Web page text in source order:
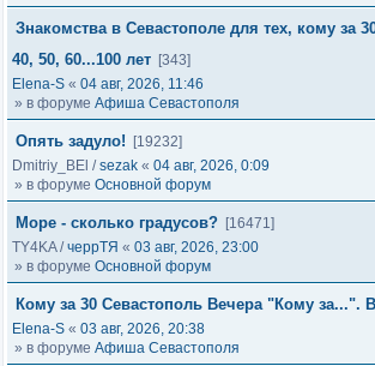
Знакомства в Севастополе для тех, кому за
40, 50, 60...100 лет [343]
Elena-S « 04 авг, 2026, 11:46
» в форуме Афиша Севастополя
Опять задуло!
[19232]
Dmitriy_BEl /sezak « 04 авг, 2026, 0:09
» в форуме Основной форум
Море - сколько градусов? [16471]
TY4KA/черрТЯ « 03 авг, 2026, 23:00
» в форуме Основной форум
Кому за 30 Севастополь Вечера "Кому за...".
Elena-S « 03 авг, 2026, 20:38
» в форуме Афиша Севастополя